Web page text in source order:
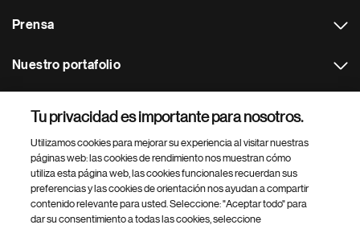
Prensa
Nuestro portafolio
Footer Site Search
Tu privacidad es importante para nosotros.
Utilizamos cookies para mejorar su experiencia al visitar nuestras
páginas web: las cookies de rendimiento nos muestran cómo
utiliza esta página web, las cookies funcionales recuerdan sus
preferencias y las cookies de orientación nos ayudan a compartir
contenido relevante para usted. Seleccione: "Aceptar todo" para
dar su consentimiento a todas las cookies, seleccione